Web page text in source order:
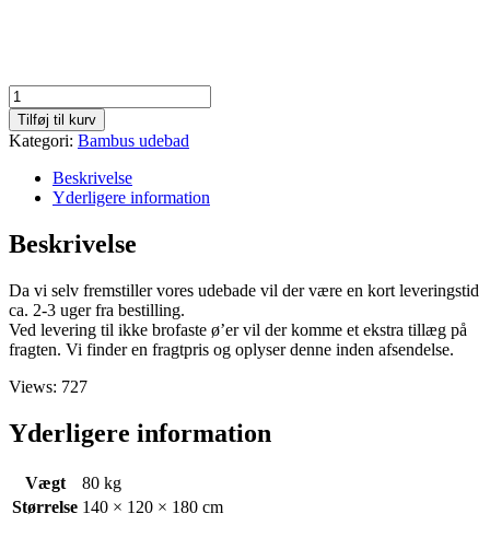
Bambus
udebad
snegl
mørk
180cm
antal
Tilføj til kurv
Kategori: Bambus udebad
Beskrivelse
Yderligere information
Beskrivelse
Da vi selv fremstiller vores udebade vil der være en kort leveringstid
ca. 2-3 uger fra bestilling.
Ved levering til ikke brofaste ø’er vil der komme et ekstra tillæg på
fragten. Vi finder en fragtpris og oplyser denne inden afsendelse.
Views: 727
Yderligere information
Vægt
80 kg
Størrelse 140 × 120 × 180 cm